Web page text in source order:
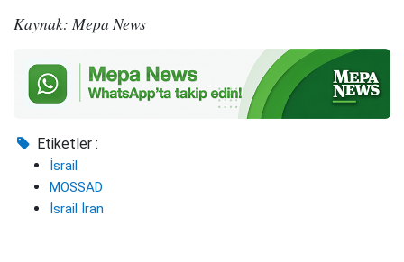
Kaynak: Mepa News
Etiketler :
İsrail
MOSSAD
İsrail İran